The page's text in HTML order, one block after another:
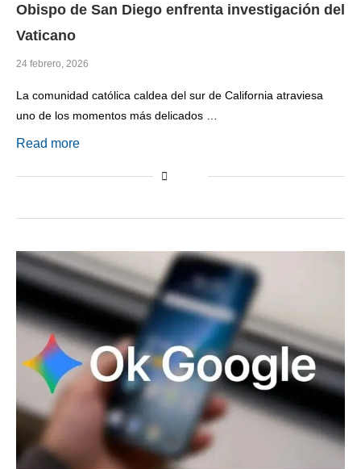
Obispo de San Diego enfrenta investigación del
Vaticano
24 febrero, 2026
La comunidad católica caldea del sur de California atraviesa
uno de los momentos más delicados …
Read more